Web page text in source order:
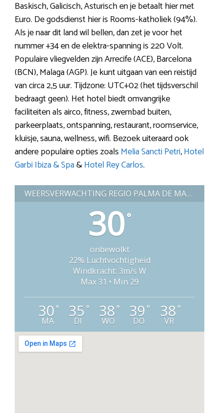
Baskisch, Galicisch, Asturisch en je betaalt hier met
Euro. De godsdienst hier is Rooms-katholiek (94%).
Als je naar dit land wil bellen, dan zet je voor het
nummer +34 en de elektra-spanning is 220 Volt.
Populaire vliegvelden zijn Arrecife (ACE), Barcelona
(BCN), Malaga (AGP). Je kunt uitgaan van een reistijd
van circa 2,5 uur. Tijdzone: UTC+02 (het tijdsverschil
bedraagt geen). Het hotel biedt omvangrijke
faciliteiten als airco, fitness, zwembad buiten,
parkeerplaats, ontspanning, restaurant, roomservice,
kluisje, sauna, wellness, wifi. Bezoek uiteraard ook
andere populaire opties zoals Melia Sancti Petri,Hotel
Garbi Ibiza & Spa&Hotel Rey Carlos.
WEERSVERWACHTING REGIO PALMA DE MALLORCA (SPANJE)
30°
onbewolkt
22% Luchtvochtigheid
Windkracht: 3m/s W
Max 31 • Min 29
30°
MA
35°
DI
38°
WO
39°
DO
38°
VR